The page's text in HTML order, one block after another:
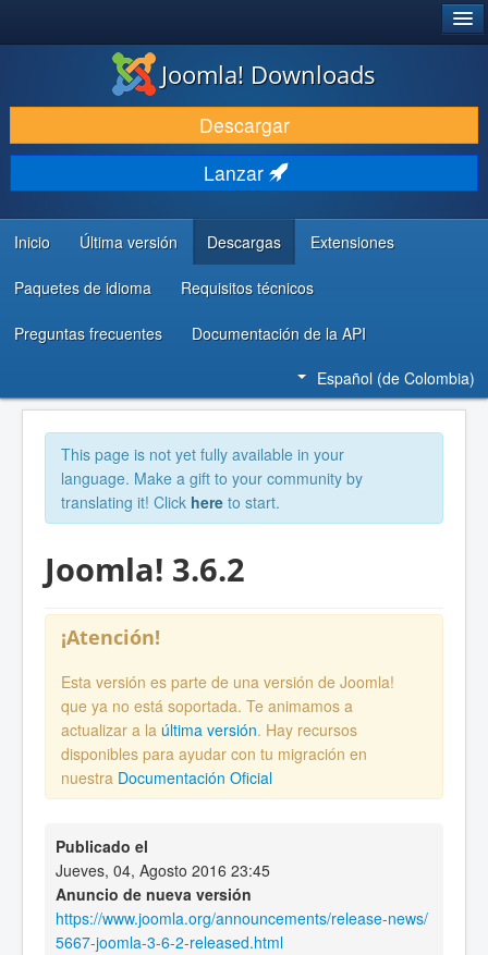
DESCARGAR
DESCUBRE Y APRENDE
COMUNIDAD Y AYUDA
RECURSOS PARA DESARROLLADORES
Joomla! Downloads
Descargar
Lanzar
Inicio Última versión Descargas Extensiones
Paquetes de idioma Requisitos técnicos
Preguntas frecuentes Documentación de la API
Español (de Colombia)
This page is not yet fully available in your
language. Make a gift to your community by
translating it! Click here to start.
Joomla! 3.6.2
¡Atención!
Esta versión es parte de una versión de Joomla!
que ya no está soportada. Te animamos a
actualizar a la última versión. Hay recursos
disponibles para ayudar con tu migración en
nuestra Documentación Oficial
Publicado el
Jueves, 04, Agosto 2016 23:45
Anuncio de nueva versión
https://www.joomla.org/announcements/release-news/
5667-joomla-3-6-2-released.html